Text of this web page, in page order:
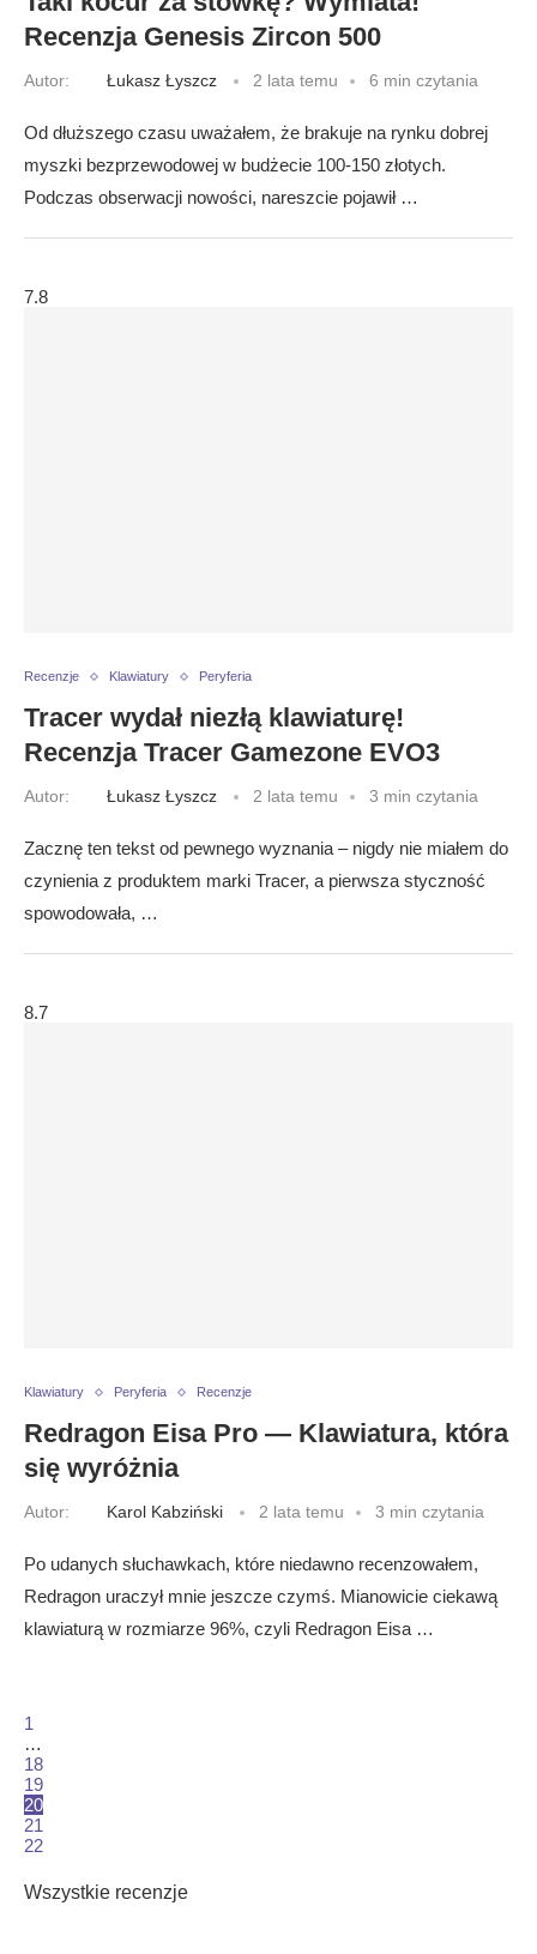
Recenzja Genesis Zircon 500
Autor: Łukasz Łyszcz 2 lata temu 6 min czytania
Od dłuższego czasu uważałem, że brakuje na rynku dobrej
myszki bezprzewodowej w budżecie 100-150 złotych.
Podczas obserwacji nowości, nareszcie pojawił …
7.8
Recenzje Klawiatury Peryferia
Tracer wydał niezłą klawiaturę!
Recenzja Tracer Gamezone EVO3
Autor: Łukasz Łyszcz 2 lata temu 3 min czytania
Zacznę ten tekst od pewnego wyznania – nigdy nie miałem do
czynienia z produktem marki Tracer, a pierwsza styczność
spowodowała, …
8.7
Klawiatury Peryferia Recenzje
Redragon Eisa Pro — Klawiatura, która
się wyróżnia
Autor: Karol Kabziński 2 lata temu 3 min czytania
Po udanych słuchawkach, które niedawno recenzowałem,
Redragon uraczył mnie jeszcze czymś. Mianowicie ciekawą
klawiaturą w rozmiarze 96%, czyli Redragon Eisa …
1
…
18
19
20
21
22
Wszystkie recenzje